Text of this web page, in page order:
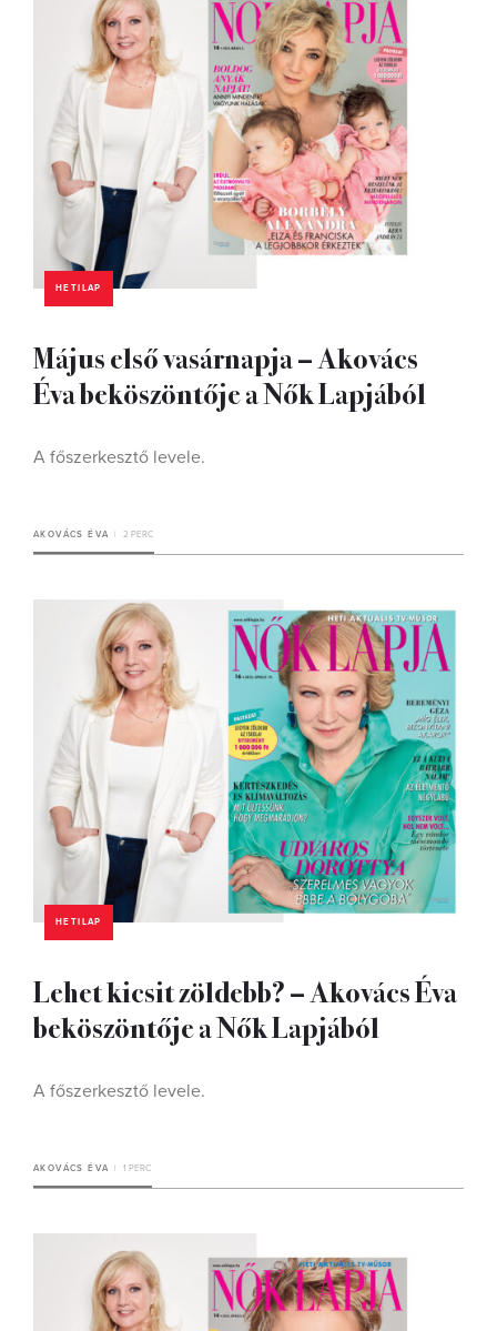
HETILAP
Május első vasárnapja – Akovács
Éva beköszöntője a Nők Lapjából
A főszerkesztő levele.
AKOVÁCS ÉVA 2 PERC
HETILAP
Lehet kicsit zöldebb? – Akovács Éva
beköszöntője a Nők Lapjából
A főszerkesztő levele.
AKOVÁCS ÉVA 1 PERC